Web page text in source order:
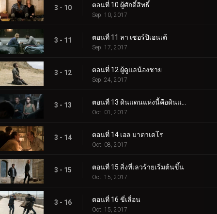
3 - 10 ตอนที่ 10 ผู้ศักดิ์สิทธิ์
Sep. 10, 2017
3 - 11 ตอนที่ 11 ลา เซอร์ปิเอนเต้
Sep. 17, 2017
3 - 12 ตอนที่ 12 ผู้ดูแลน้องชาย
Sep. 24, 2017
3 - 13
Oct. 01, 2017
3 - 14 ตอนที่ 14 เอล มาตาเดโร
Oct. 08, 2017
3 - 15 ตอนที่ 15 สิ่งที่เลวร้ายเริ่มต้นขึ้น
Oct. 15, 2017
3 - 16 ตอนที่ 16 ขี่เลื่อน
Oct. 15, 2017